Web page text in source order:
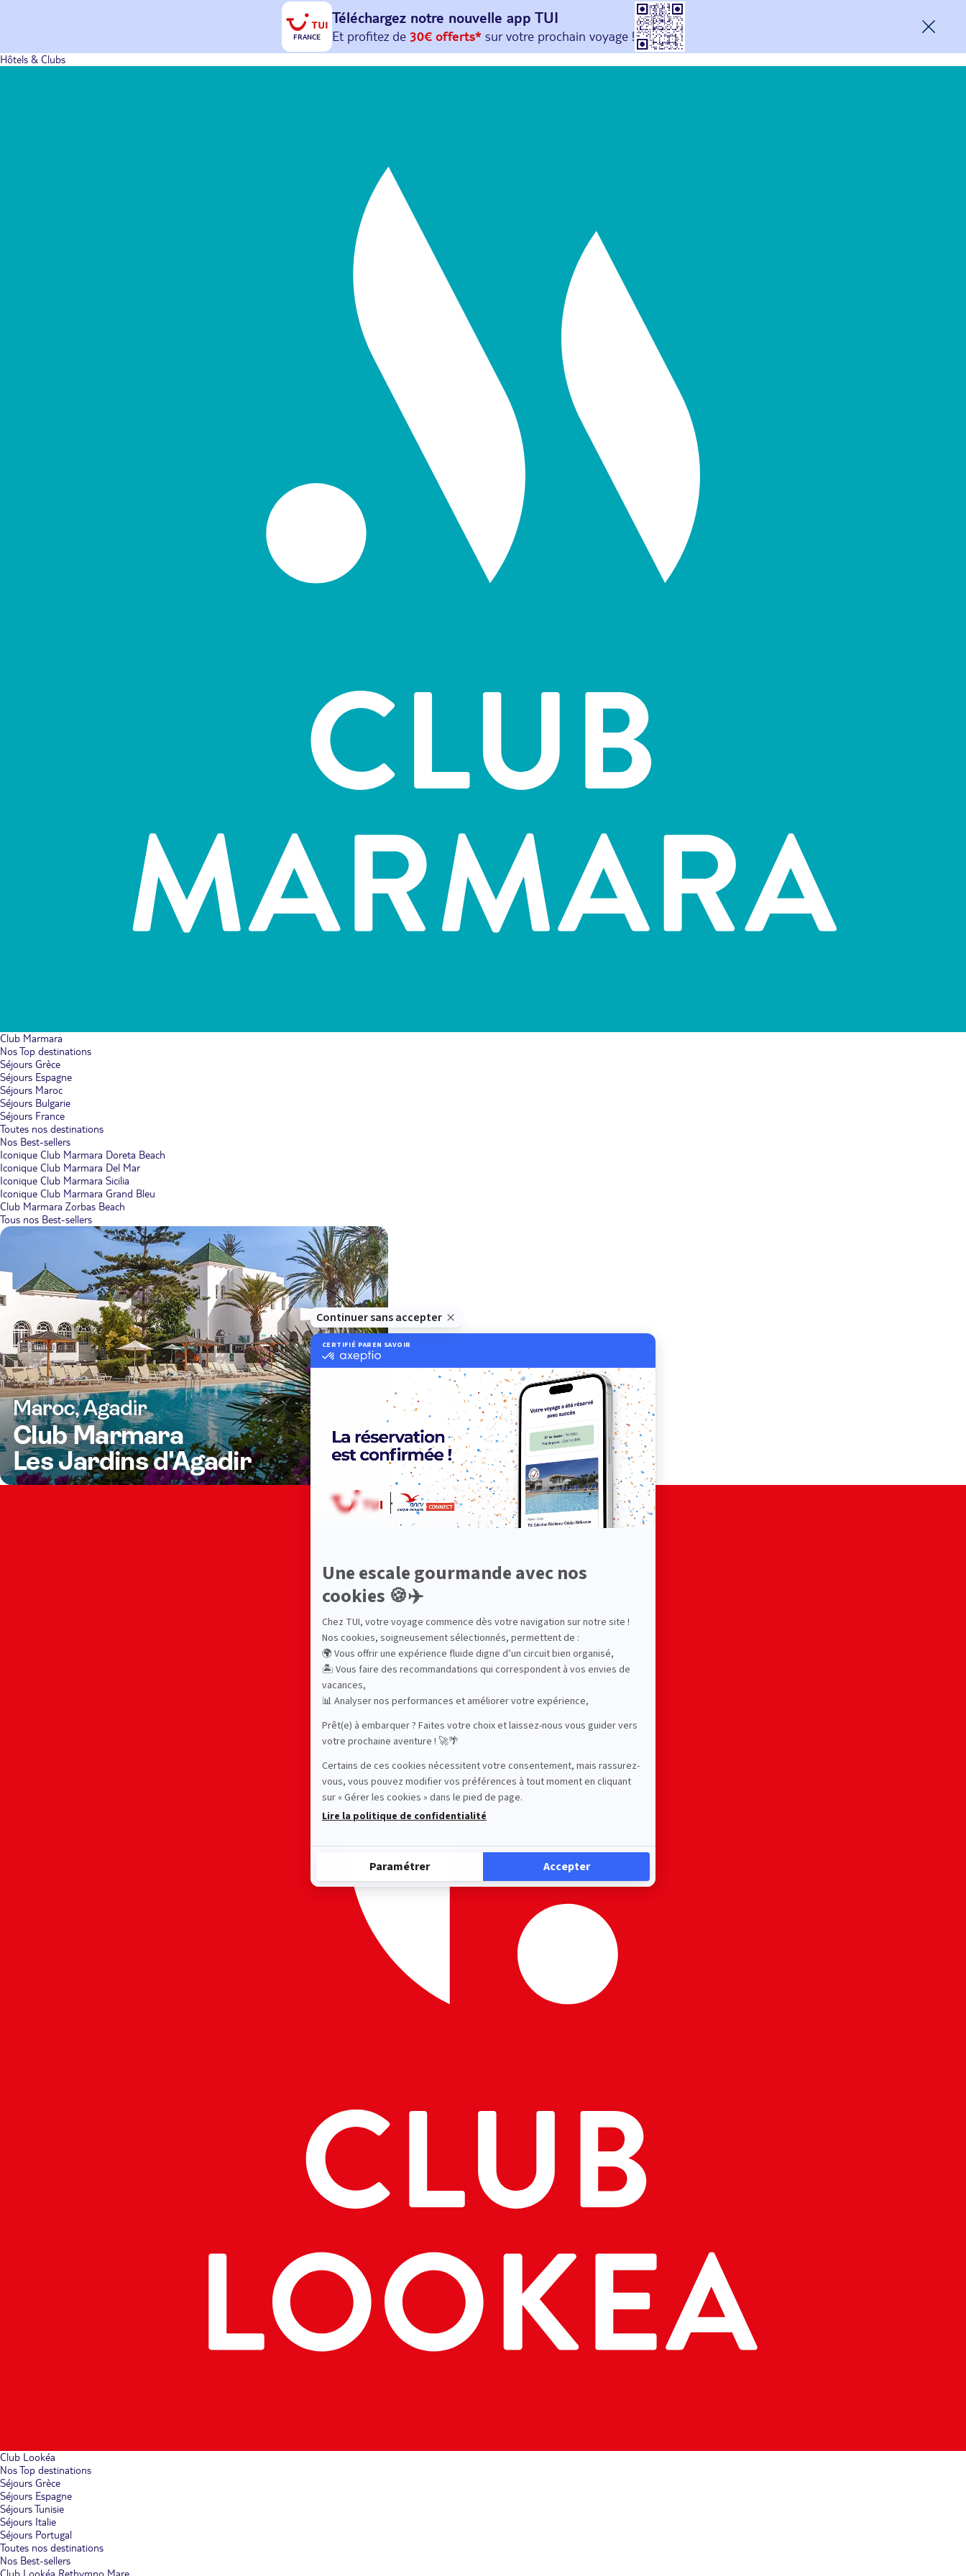
FRANCE
Téléchargez notre nouvelle app TUI
Et profitez de 30€ offerts*sur votreprochain
avec le code : HAPPYAPP
Hôtels & Clubs
Club Marmara
Nos Top destinations
Séjours Grèce
Séjours Espagne
Séjours Maroc
Séjours Bulgarie
Séjours France
Toutes nos destinations
Nos Best-sellers
Iconique Club Marmara Doreta Beach
Iconique Club Marmara Del Mar
Iconique Club Marmara Sicilia
Iconique Club Marmara Grand Bleu
Club Marmara Zorbas Beach
Tous nos Best-sellers
Club Lookéa
Nos Top destinations
Séjours Grèce
Séjours Espagne
Séjours Tunisie
Séjours Italie
Séjours Portugal
Toutes nos destinations
Nos Best-sellers